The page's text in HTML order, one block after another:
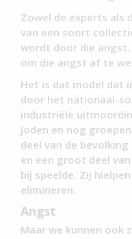
Zowel de experts als
van een soort
wordt door die angst.
om die angst af te
Het is dat model dat
door het nationaal-
industriële
Joden en nog
deel van de
en een groot deel
bij speelde. Zij
elimineren.
Angst
Maar we kunnen ook